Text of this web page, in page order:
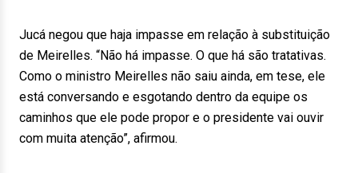
Jucá negou que haja impasse em relação à substituição
de Meirelles. “Não há impasse. O que há são tratativas.
Como o ministro Meirelles não saiu ainda, em tese, ele
está conversando e esgotando dentro da equipe os
caminhos que ele pode propor e o presidente vai ouvir
com muita atenção”, afirmou.